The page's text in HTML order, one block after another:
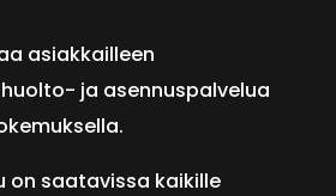
asiakkailleen
ja asennuspalvelua
on saatavissa kaikille